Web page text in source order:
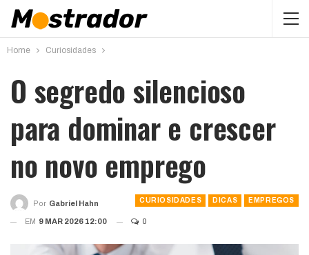
Home Curiosidades
O segredo silencioso
para dominar e crescer
no novo emprego
CURIOSIDADES DICAS EMPREGOS
Por Gabriel Hahn
EM 9 MAR 2026 12:00 0